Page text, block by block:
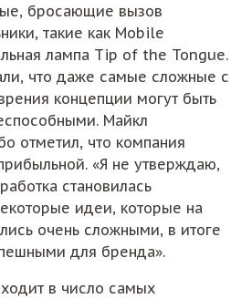
бросающие вызов
такие как Mobile
лампа Tip of the Tongue.
что даже самые сложные с
концепции могут быть
Майкл
отметил, что компания
«Я не утверждаю,
становилась
идеи, которые на
очень сложными, в итоге
для бренда».
в число самых